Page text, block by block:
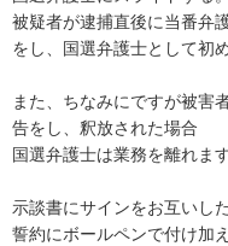
被疑者が逮捕直後に当番弁
をし、国選弁護士として初
また、ちなみにですが被害
告をし、釈放された場合
国選弁護士は業務を離れま
示談書にサインをお互いした
誓約にボールペンで付け加